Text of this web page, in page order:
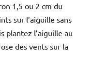
1,5 ou 2 cm du
sur l’aiguille sans
plantez l’aiguille au
des vents sur la